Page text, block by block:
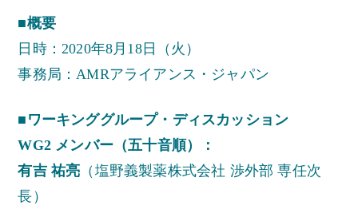
■概要
日時：2020年8月18日（火）
事務局：AMRアライアンス・ジャパン
■ワーキンググループ・ディスカッション
WG2 メンバー（五十音順）：
有吉 祐亮 （塩野義製薬株式会社 渉外部 専任次
長）